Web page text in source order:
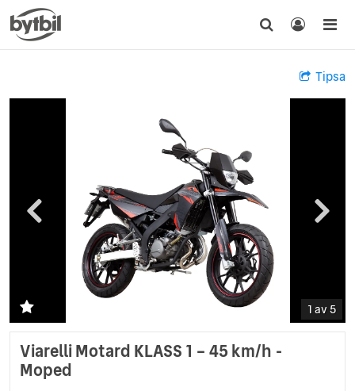
Tipsa
1 av 5
Viarelli Motard KLASS 1 – 45 km/h -
Moped